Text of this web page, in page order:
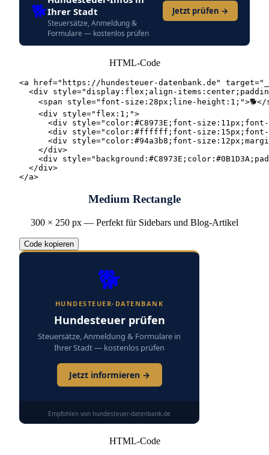
🐕Ihrer Stadt
Steuersätze, Anmeldung &
Formulare — kostenlos prüfen
Jetzt prüfen →
HTML-Code
<a href="https://hundesteuer-datenbank.de"
<div style="display:flex;align-
<span style="font-size:28px;line-height:1;">🐕</
    <div style="flex:1;">
<div style="color:#C8973E;font-
<div style="color:#ffffff;font-
<div style="color:#94a3b8;font-
    </div>
<div
  </div>
</a>
Medium Rectangle
300 × 250 px — Perfekt für Sidebars und Blog-Artikel
Code kopieren
🐕
HUNDESTEUER-DATENBANK
Hundesteuer prüfen
Steuersätze, Anmeldung & Formulare in
Ihrer Stadt — kostenlos prüfen
Jetzt informieren →
Empfohlen von hundesteuer-datenbank.de
HTML-Code